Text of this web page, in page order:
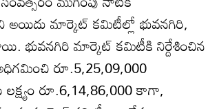
అయిదు మార్కెట్‌ కమిటీల్లో భువనగిరి,
భువనగిరి మార్కెట్‌ కమిటీకి నిర్దేశించిన
రూ.5,25,09,000
రూ.6,14,86,000 కాగా,